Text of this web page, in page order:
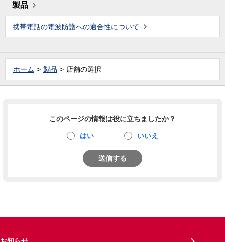
製品
携帯電話の電波防護への適合性について
ホーム 製品 店舗の選択
このページの情報は役に立ちましたか？
はい いいえ
送信する